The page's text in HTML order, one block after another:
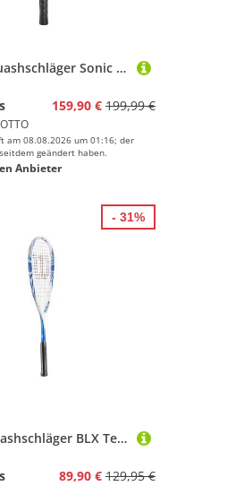
Dunlop Squashschläger Sonic Core Ultimate (132g/grifflastig) schwarz/gelb - besaitet
159,90 € 199,99 €
OTTO
am 08.08.2026 um 01:16; der
geändert haben.
Anbieter
Wilson Squashschläger BLX Tempest (110g/ sehr kopflastig) - besaitet
89,90 € 129,95 €
- 31%